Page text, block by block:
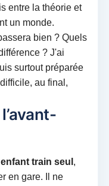
entre la théorie et
un monde.
bien ? Quels
? J'ai
surtout préparée
au final,
train seul ,
en gare. Il ne